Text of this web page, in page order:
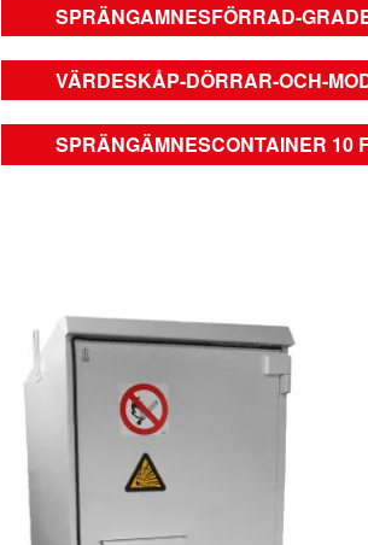
SPRÄNGAMNESFÖRRAD-
VÄRDESKÅP-DÖRRAR-OCH-
SPRÄNGÄMNESCONTAINER 10